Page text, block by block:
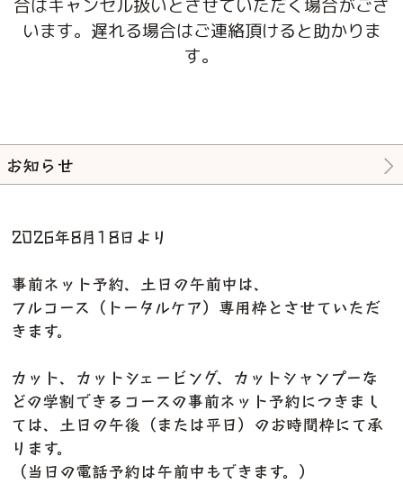
合はキャンセル扱いとさせていただく場合がござ
います。遅れる場合はご連絡頂けると助かりま
す。
お知らせ
2026年8月18日より
事前ネット予約、土日の午前中は、
フルコース（トータルケア）専用枠とさせていただ
きます。
カット、カットシェービング、カットシャンプーな
どの学割できるコースの事前ネット予約につきまし
ては、土日の午後（または平日）のお時間枠にて承
ります。
（当日の電話予約は午前中もできます。）